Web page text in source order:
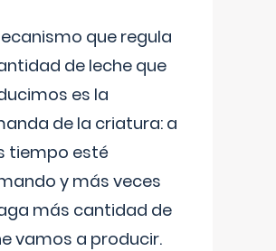
que regula
de leche que
es la
de la criatura: a
tiempo esté
y más veces
más cantidad de
vamos a producir.